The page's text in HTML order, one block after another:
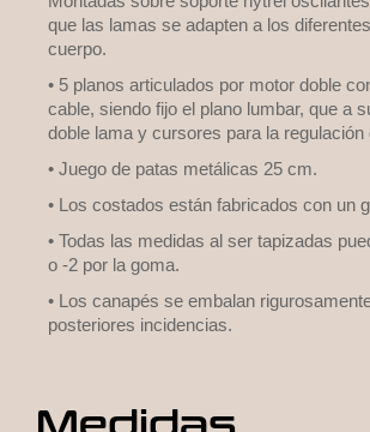
que las lamas se adapten a los
cuerpo.
• 5 planos articulados por motor doble
cable, siendo fijo el plano lumbar, que a
doble lama y cursores para la regulación
• Juego de patas metálicas 25 cm.
• Los costados están fabricados con un
• Todas las medidas al ser tapizadas
o -2 por la goma.
• Los canapés se embalan
posteriores incidencias.